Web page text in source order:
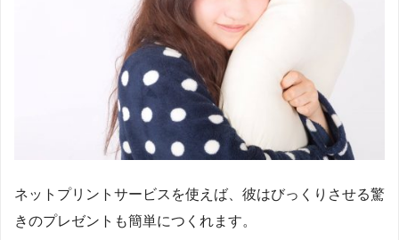
ネットプリントサービスを使えば、彼はびっくりさせる驚
きのプレゼントも簡単につくれます。